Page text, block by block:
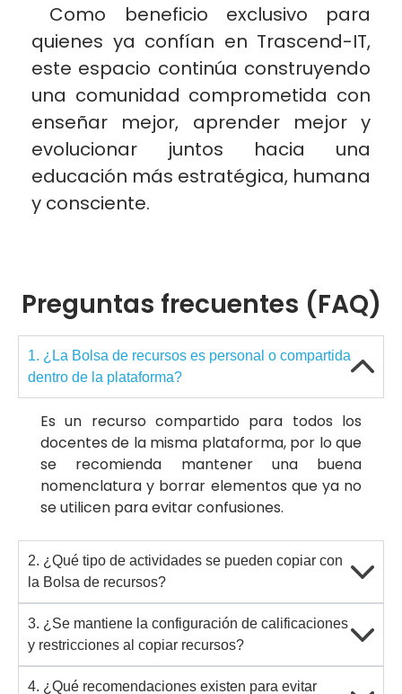
Como beneficio exclusivo para
quienes ya confían en Trascend-IT,
este espacio continúa construyendo
una comunidad comprometida con
enseñar mejor, aprender mejor y
evolucionar juntos hacia una
educación más estratégica, humana
y consciente.
Preguntas frecuentes (FAQ)
1. ¿La Bolsa de recursos es personal o compartida
dentro de la plataforma?
Es un recurso compartido para todos los
docentes de la misma plataforma, por lo que
se recomienda mantener una buena
nomenclatura y borrar elementos que ya no
se utilicen para evitar confusiones.
2. ¿Qué tipo de actividades se pueden copiar con
la Bolsa de recursos?
3. ¿Se mantiene la configuración de calificaciones
y restricciones al copiar recursos?
4. ¿Qué recomendaciones existen para evitar